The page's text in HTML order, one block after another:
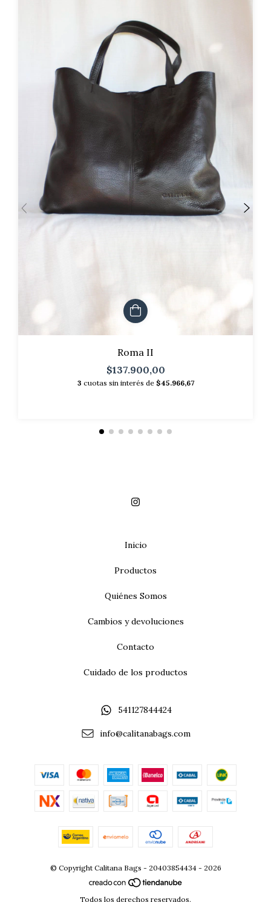
Roma II
$137.900,00
3 cuotas sin interés de $45.966,67
Inicio
Productos
Quiénes Somos
Cambios y devoluciones
Contacto
Cuidado de los productos
541127844424
info@calitanabags.com
© Copyright Calitana Bags - 20403854434 - 2026
Todos los derechos reservados.